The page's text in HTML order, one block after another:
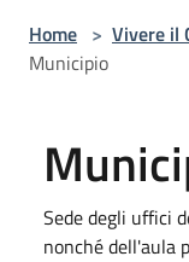
Home > Vivere il
Municipio
Sede degli uffici
nonché dell'aula